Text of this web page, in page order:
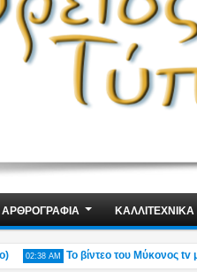
ΑΡΘΡΟΓΡΑΦΙΑ ΚΑΛΛΙΤΕΧΝΙΚΑ
02:38 AM Το βίντεο του Μύκονος tv με